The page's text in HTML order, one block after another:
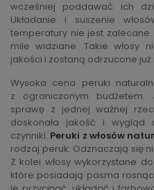
wcześniej poddawać ich
Układanie i suszenie
temperatury nie jest
mile widziane. Takie włosy
jakości i zostaną odrzucone
Wysoka cena peruki
z ograniczonym
sprawę z jednej ważnej
doskonała jakość i wygląd
czynniki. Peruki z włosów
rodzaj peruk. Odznaczają się
Z kolei włosy wykorzystane
które posiadają pasma